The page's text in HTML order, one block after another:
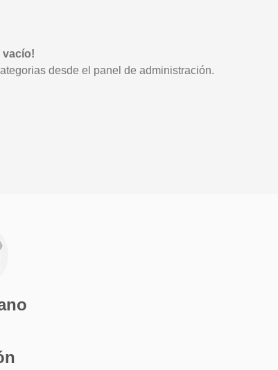
vacío!
desde el panel de administración.